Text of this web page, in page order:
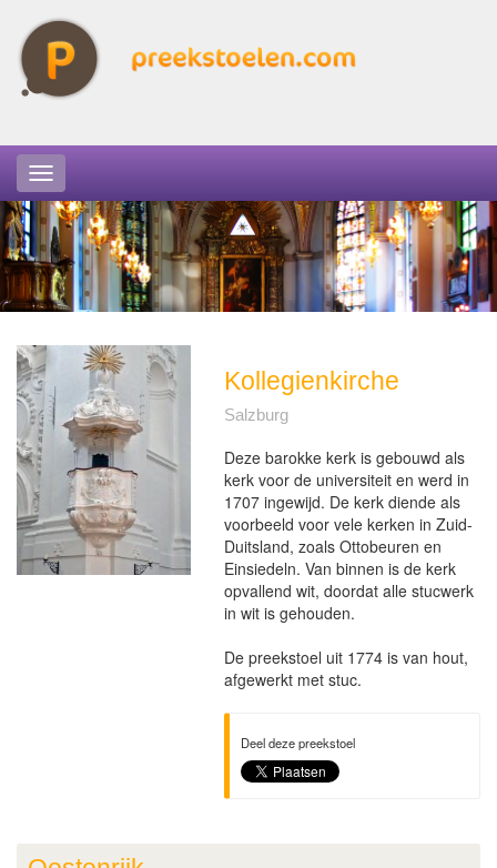
Kollegienkirche
Salzburg
Deze barokke kerk is gebouwd als
kerk voor de universiteit en werd in
1707 ingewijd. De kerk diende als
voorbeeld voor vele kerken in Zuid-
Duitsland, zoals Ottobeuren en
Einsiedeln. Van binnen is de kerk
opvallend wit, doordat alle stucwerk
in wit is gehouden.
De preekstoel uit 1774 is van hout,
afgewerkt met stuc.
Deel deze preekstoel